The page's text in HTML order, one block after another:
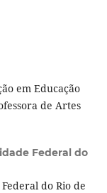
em Educação
de Artes
Federal do
do Rio de